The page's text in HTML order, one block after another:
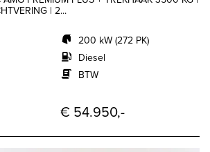
| 2...
200 kW (272 PK)
Diesel
BTW
€ 54.950,-